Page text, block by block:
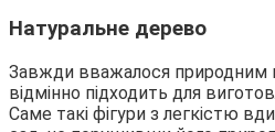
Натуральне дерево
Завжди вважалося природним
відмінно підходить для
Саме такі фігури з легкістю